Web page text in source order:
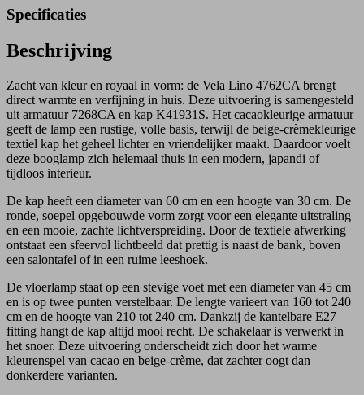
Specificaties
Beschrijving
Zacht van kleur en royaal in vorm: de Vela Lino 4762CA brengt
direct warmte en verfijning in huis. Deze uitvoering is samengesteld
uit armatuur 7268CA en kap K41931S. Het cacaokleurige armatuur
geeft de lamp een rustige, volle basis, terwijl de beige-crèmekleurige
textiel kap het geheel lichter en vriendelijker maakt. Daardoor voelt
deze booglamp zich helemaal thuis in een modern, japandi of
tijdloos interieur.
De kap heeft een diameter van 60 cm en een hoogte van 30 cm. De
ronde, soepel opgebouwde vorm zorgt voor een elegante uitstraling
en een mooie, zachte lichtverspreiding. Door de textiele afwerking
ontstaat een sfeervol lichtbeeld dat prettig is naast de bank, boven
een salontafel of in een ruime leeshoek.
De vloerlamp staat op een stevige voet met een diameter van 45 cm
en is op twee punten verstelbaar. De lengte varieert van 160 tot 240
cm en de hoogte van 210 tot 240 cm. Dankzij de kantelbare E27
fitting hangt de kap altijd mooi recht. De schakelaar is verwerkt in
het snoer. Deze uitvoering onderscheidt zich door het warme
kleurenspel van cacao en beige-crème, dat zachter oogt dan
donkerdere varianten.